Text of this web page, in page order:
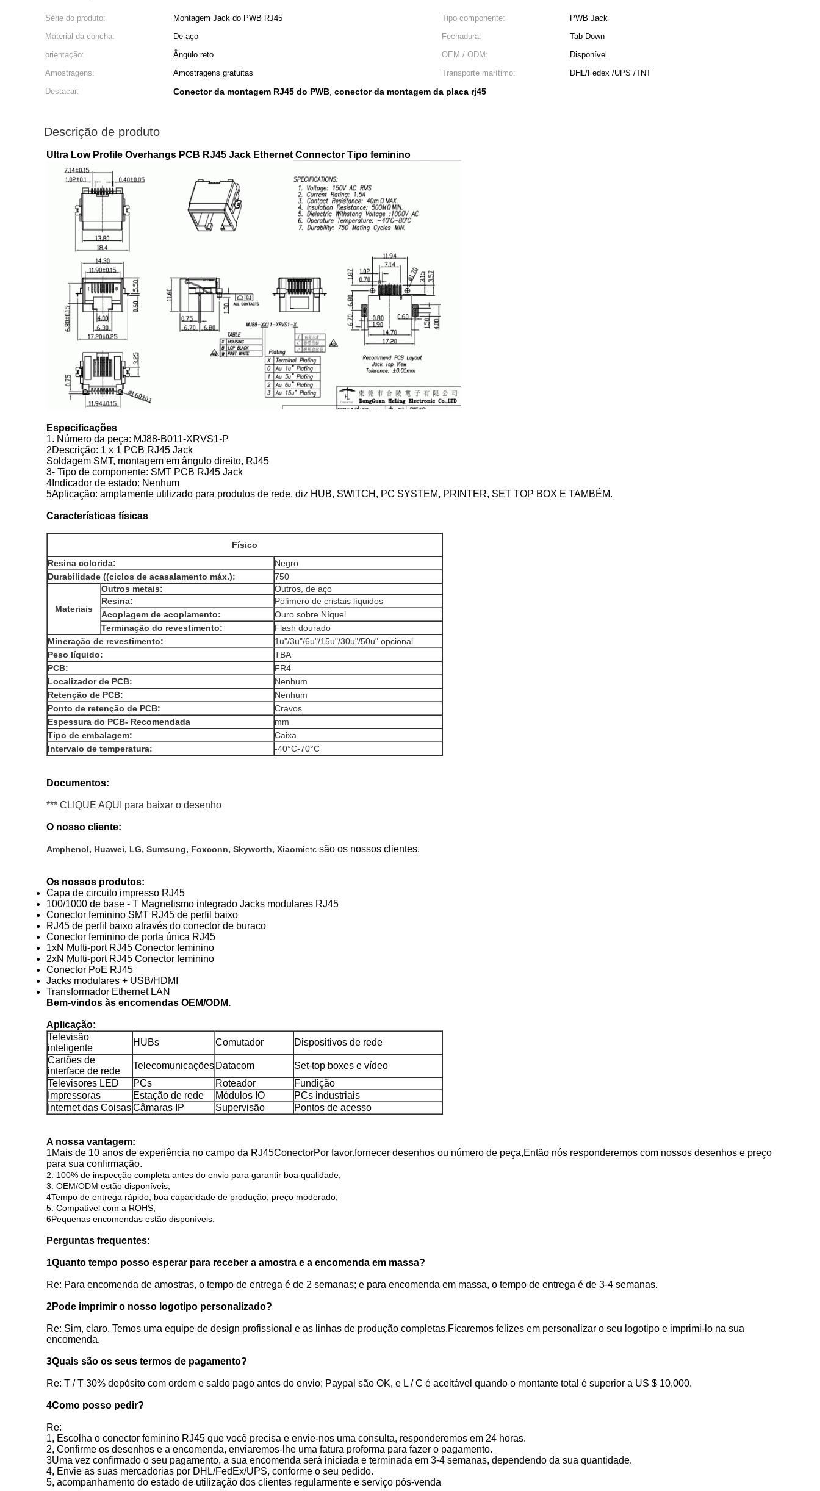
Série do produto: Montagem Jack do PWB RJ45 Tipo componente:
PWB Jack
Material da concha:
De aço Fechadura:
Tab Down
orientação:
Ângulo reto OEM / ODM:
Disponível
Amostragens:
Amostragens gratuitas Transporte marítimo:
DHL/Fedex /UPS /TNT
Destacar:
Conector da montagem RJ45 do PWB, conector da montagem da placa rj45
Descrição de produto
Ultra Low Profile Overhangs PCB RJ45 Jack Ethernet Connector Tipo feminino
Especificações
1. Número da peça: MJ88-B011-XRVS1-P
2Descrição: 1 x 1 PCB RJ45 Jack
Soldagem SMT, montagem em ângulo direito, RJ45
3- Tipo de componente: SMT PCB RJ45 Jack
4Indicador de estado: Nenhum
5Aplicação: amplamente utilizado para produtos de rede, diz HUB, SWITCH, PC SYSTEM, PRINTER, SET TOP BOX E TAMBÉM.
Características físicas
Físico
Resina colorida:
Negro
Durabilidade ((ciclos de acasalamento máx.):
750
Materiais
Outros metais:
Outros, de aço
Resina:
Polímero de cristais líquidos
Acoplagem de acoplamento:
Ouro sobre Níquel
Terminação do revestimento:
Flash dourado
Mineração de revestimento:
1u"/3u"/6u"/15u"/30u"/50u" opcional
Peso líquido:
TBA
PCB:
FR4
Localizador de PCB:
Nenhum
Retenção de PCB:
Nenhum
Ponto de retenção de PCB:
Cravos
Espessura do PCB- Recomendada
mm
Tipo de embalagem:
Caixa
Intervalo de temperatura:
-40°C-70°C
Documentos:
*** CLIQUE AQUI para baixar o desenho
O nosso cliente:
Amphenol, Huawei, LG, Sumsung, Foxconn, Skyworth, Xiaomietc. são os nossos clientes.
Os nossos produtos:
Capa de circuito impresso RJ45
100/1000 de base - T Magnetismo integrado Jacks modulares RJ45
Conector feminino SMT RJ45 de perfil baixo
RJ45 de perfil baixo através do conector de buraco
Conector feminino de porta única RJ45
1xN Multi-port RJ45 Conector feminino
2xN Multi-port RJ45 Conector feminino
Conector PoE RJ45
Jacks modulares + USB/HDMI
Transformador Ethernet LAN
Bem-vindos às encomendas OEM/ODM.
Aplicação:
Televisão
inteligente
HUBs Comutador
Dispositivos de rede
Cartões de
interface de rede
Telecomunicações Datacom
Set-top boxes e vídeo
Televisores LED
PCs Roteador
Fundição
Impressoras
Estação de rede Módulos IO
PCs industriais
Internet das CoisasCâmaras IP Supervisão Pontos de acesso
A nossa vantagem:
1Mais de 10 anos de experiência no campo da RJ45ConectorPor favor.fornecer desenhos ou número de peça,Então nós responderemos com nossos desenhos e preço
para sua confirmação.
2. 100% de inspecção completa antes do envio para garantir boa qualidade;
3. OEM/ODM estão disponíveis;
4Tempo de entrega rápido, boa capacidade de produção, preço moderado;
5. Compatível com a ROHS;
6Pequenas encomendas estão disponíveis.
Perguntas frequentes:
1Quanto tempo posso esperar para receber a amostra e a encomenda em massa?
Re: Para encomenda de amostras, o tempo de entrega é de 2 semanas; e para encomenda em massa, o tempo de entrega é de 3-4 semanas.
2Pode imprimir o nosso logotipo personalizado?
Re: Sim, claro. Temos uma equipe de design profissional e as linhas de produção completas.Ficaremos felizes em personalizar o seu logotipo e imprimi-lo na sua
encomenda.
3Quais são os seus termos de pagamento?
Re: T / T 30% depósito com ordem e saldo pago antes do envio; Paypal são OK, e L / C é aceitável quando o montante total é superior a US $ 10,000.
4Como posso pedir?
Re:
1, Escolha o conector feminino RJ45 que você precisa e envie-nos uma consulta, responderemos em 24 horas.
2, Confirme os desenhos e a encomenda, enviaremos-lhe uma fatura proforma para fazer o pagamento.
3Uma vez confirmado o seu pagamento, a sua encomenda será iniciada e terminada em 3-4 semanas, dependendo da sua quantidade.
4, Envie as suas mercadorias por DHL/FedEx/UPS, conforme o seu pedido.
5, acompanhamento do estado de utilização dos clientes regularmente e serviço pós-venda